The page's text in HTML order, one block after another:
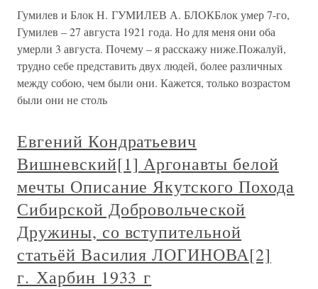
Гумилев и Блок Н. ГУМИЛЕВ А. БЛОКБлок умер 7-го,
Гумилев – 27 августа 1921 года. Но для меня они оба
умерли 3 августа. Почему – я расскажу ниже.Пожалуй,
трудно себе представить двух людей, более различных
между собою, чем были они. Кажется, только возрастом
были они не столь
Евгений Кондратьевич
Вишневский[1] Аргонавты белой
мечты Описание Якутского Похода
Сибирской Добровольческой
Дружины, со вступительной
статьёй Василия ЛОГИНОВА[2]
г. Харбин 1933 г